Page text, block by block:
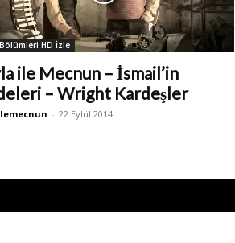
HD İzle
ile Mecnun – İsmail’in
– Wright Kardeşler
- 22 Eylül 2014